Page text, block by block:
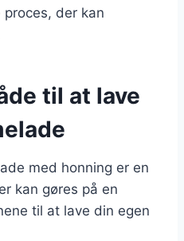
der kan
til at lave
med honning er en
kan gøres på en
til at lave din egen